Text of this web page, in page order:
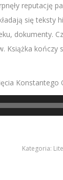
reputację
się
dokumenty.
Książka
Kategoria: